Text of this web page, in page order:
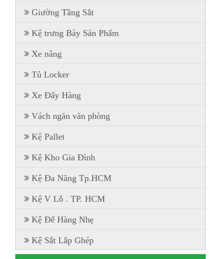
Giường Tầng Sắt
Kệ trưng Bày Sản Phẩm
Xe nâng
Tủ Locker
Xe Đẩy Hàng
Vách ngăn văn phòng
Kệ Pallet
Kệ Kho Gia Đình
Kệ Đa Năng Tp.HCM
Kệ V Lỗ . TP. HCM
Kệ Để Hàng Nhẹ
Kệ Sắt Lắp Ghép